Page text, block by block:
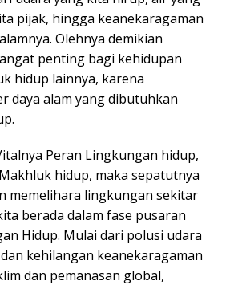
pijak, hingga keanekaragaman
Olehnya demikian
penting bagi kehidupan
hidup lainnya, karena
daya alam yang dibutuhkan
Peran Lingkungan hidup,
hidup, maka sepatutnya
memelihara lingkungan sekitar
berada dalam fase pusaran
Hidup. Mulai dari polusi udara
kehilangan keanekaragaman
dan pemanasan global,